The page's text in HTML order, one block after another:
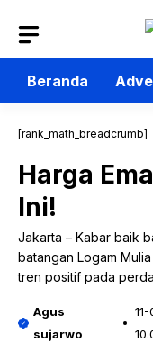
isi
Beranda
[rank_math_breadcrumb]
Harga
Ini!
Jakarta – Kabar baik
batangan Logam
tren positif pada
Agus
sujarwo